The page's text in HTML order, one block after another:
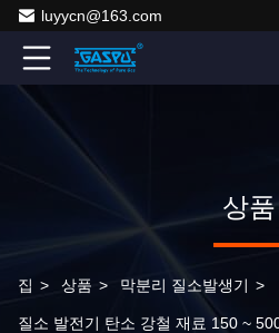
luyycn@163.com
상품
집 > 상품 > 막분리 질소발생기 >
질소 발전기 탄소 강철 재료 150 ~